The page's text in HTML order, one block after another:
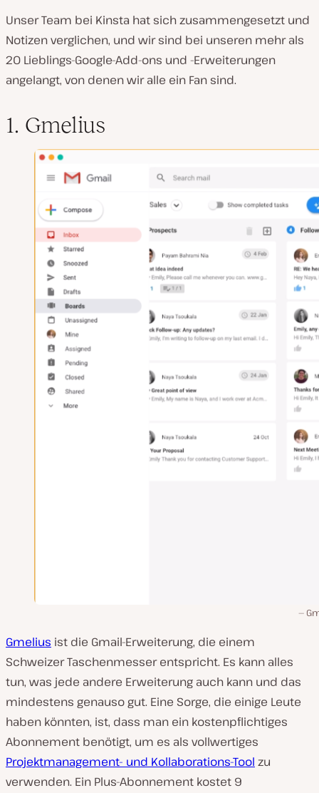
Unser Team bei Kinsta hat sich zusammengesetzt und
Notizen verglichen, und wir sind bei unseren mehr als
20 Lieblings-Google-Add-ons und -Erweiterungen
angelangt, von denen wir alle ein Fan sind.
1. Gmelius
Gmelius ist die Gmail-Erweiterung, die einem
Schweizer Taschenmesser entspricht. Es kann alles
tun, was jede andere Erweiterung auch kann und das
mindestens genauso gut. Eine Sorge, die einige Leute
haben könnten, ist, dass man ein kostenpflichtiges
Abonnement benötigt, um es als vollwertiges
Projektmanagement- und Kollaborations-Tool zu
verwenden. Ein Plus-Abonnement kostet 9